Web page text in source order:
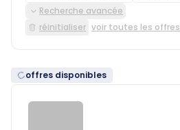
Recherche avancée
réinitialiser voir toutes les offres
offres disponibles